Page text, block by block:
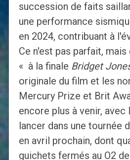
succession de faits
une performance
en 2024, contribuant à
Ce n'est pas parfait,
« à la finale Bridget
originale du film et les
Mercury Prize et Brit
encore plus à venir, avec
lancer dans une tournée
en avril prochain, dont
guichets fermés au O2